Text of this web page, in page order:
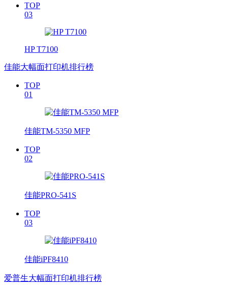
TOP
03
HP T7100
佳能大幅面打印机排行榜
TOP
01
佳能TM-5350 MFP
TOP
02
佳能PRO-541S
TOP
03
佳能iPF8410
爱普生大幅面打印机排行榜